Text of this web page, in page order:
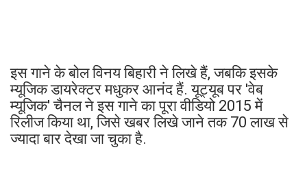
इस गाने के बोल विनय बिहारी ने लिखे हैं, जबकि इसके
म्यूजिक डायरेक्टर मधुकर आनंद हैं. यूट्यूब पर 'वेब
म्यूजिक' चैनल ने इस गाने का पूरा वीडियो 2015 में
रिलीज किया था, जिसे खबर लिखे जाने तक 70 लाख से
ज्यादा बार देखा जा चुका है.